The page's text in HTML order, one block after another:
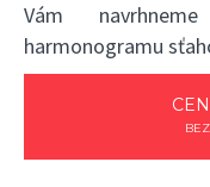
Vám
harmonogramu